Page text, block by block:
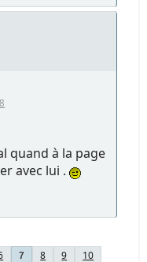
quand à la page
avec lui .
7 8 9 10